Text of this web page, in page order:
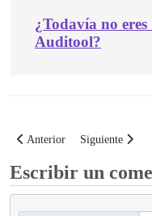
¿Todavía no eres
Auditool?
Artículo anterior: Curso
Anterior Artículo
Siguiente
Escribir un